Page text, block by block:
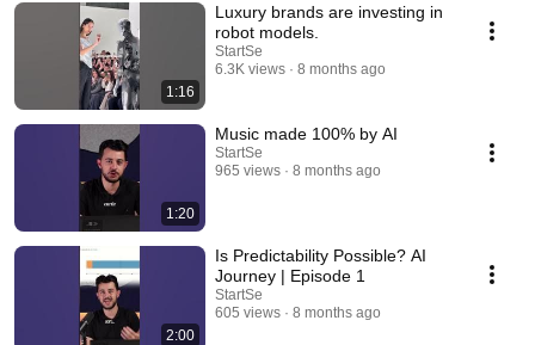
1:16
Luxury brands are investing in
robot models.
StartSe
6.3K views
8 months ago
1:20
Music made 100% by AI
StartSe
965 views
8 months ago
2:00
Is Predictability Possible? AI
Journey | Episode 1
StartSe
605 views
8 months ago